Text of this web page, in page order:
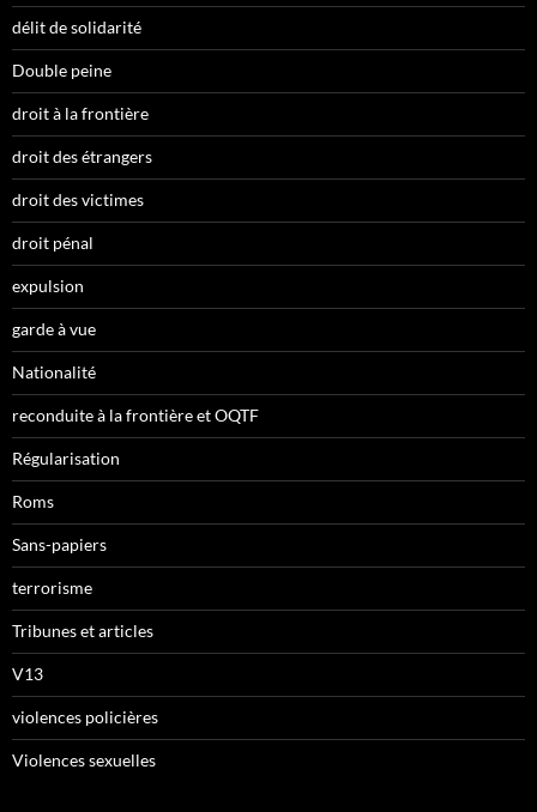
délit de solidarité
Double peine
droit à la frontière
droit des étrangers
droit des victimes
droit pénal
expulsion
garde à vue
Nationalité
reconduite à la frontière et OQTF
Régularisation
Roms
Sans-papiers
terrorisme
Tribunes et articles
V13
violences policières
Violences sexuelles